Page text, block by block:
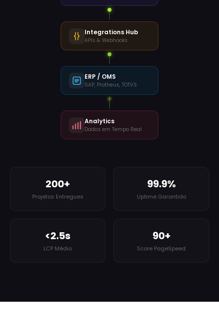
Integrations Hub
APIs & Webhooks
ERP / OMS
SAP, Protheus, TOTVS
Analytics
Dados em Tempo Real
200+
Projetos Entregues
99.9%
Uptime Garantido
<2.5s
LCP Médio
90+
Score PageSpeed